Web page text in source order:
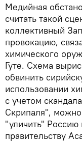
Медийная
считать такой
коллективный
провокацию,
химического
Гуте. Схема
обвинить
использовании
с учетом
Скрипаля",
"уличить" Россию
правительству